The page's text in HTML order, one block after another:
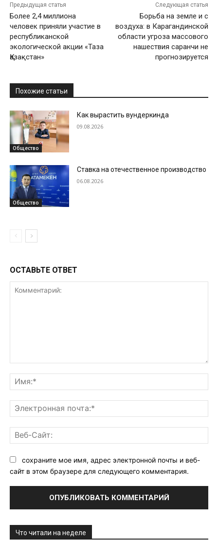
Предыдущая статья
Более 2,4 миллиона
человек приняли участие в
республиканской
экологической акции «Таза
Қазақстан»
Следующая статья
Борьба на земле и с
воздуха: в Карагандинской
области угроза массового
нашествия саранчи не
прогнозируется
Похожие статьи
Общество
Как вырастить вундеркинда
09.08.2026
Общество
Ставка на отечественное производство
06.08.2026
ОСТАВЬТЕ ОТВЕТ
сохраните мое имя, адрес электронной почты и веб-
сайт в этом браузере для следующего комментария.
Что читали на неделе